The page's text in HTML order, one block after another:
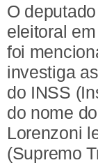
O
eleitoral
foi
investiga
do INSS
do nome
Lorenzoni
(Supremo